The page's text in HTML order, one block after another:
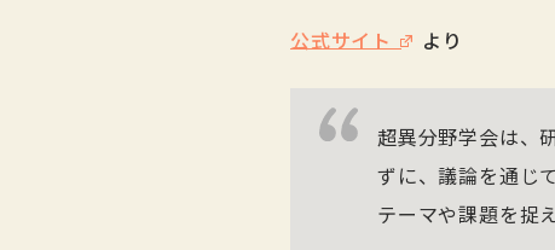
公式サイト より
超異分野学会は、
ずに、議論を通じ
テーマや課題を捉